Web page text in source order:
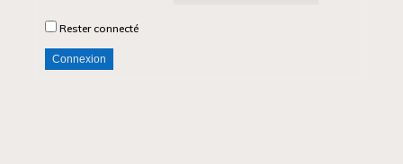
Rester connecté
Connexion